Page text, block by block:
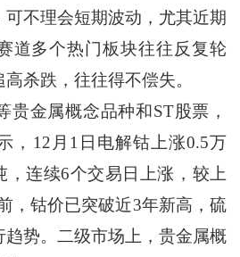
不理会短期波动，尤其近期
道多个热门板块往往反复轮
杀跌，往往得不偿失。
贵金属概念品种和ST股票，
，12月1日电解钴上涨0.5万
，连续6个交易日上涨，较上
，钴价已突破近3年新高，硫
势。二级市场上，贵金属概